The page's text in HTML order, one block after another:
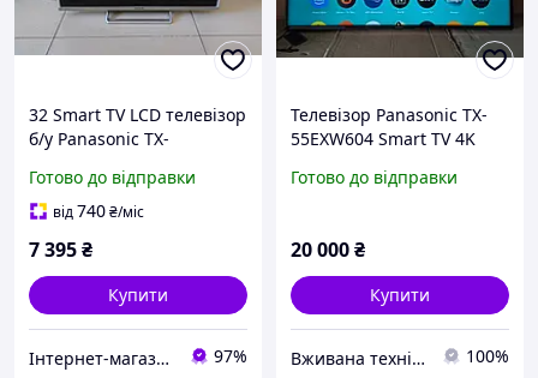
32 Smart TV LCD телевізор
б/у Panasonic TX-
якість, привезений з
Німеччини
Готово до відправки
від740₴/міс
7 395₴
Купити
Інтернет-магазин товарів з Німеччини та Європи 97%
Телевізор Panasonic TX-
55EXW604 Smart TV 4K
Готово до відправки
20 000₴
Купити
Вживана техніка з Європи 100%